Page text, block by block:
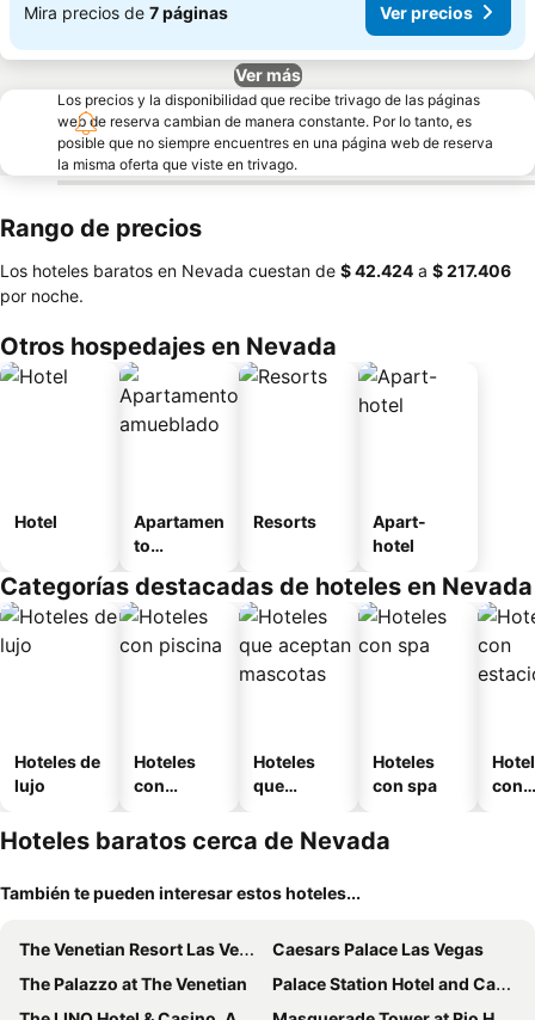
Mira precios de 7 páginas Ver precios
Ver más
Los precios y la disponibilidad que recibe trivago de las páginas
web de reserva cambian de manera constante. Por lo tanto, es
posible que no siempre encuentres en una página web de reserva
la misma oferta que viste en trivago.
Rango de precios
Los hoteles baratos en Nevada cuestan de ‎$ 42.424 a ‎$ 217.406
por noche.
Otros hospedajes en Nevada
Hotel
Apartamen
to
o
Resorts
Apart-
hotel
Categorías destacadas de hoteles en Nevada
Hoteles de
lujo
Hoteles
con
Hoteles
que
mascotas
Hoteles
con spa
con
Hoteles baratos cerca de Nevada
También te pueden interesar estos hoteles...
The Venetian Resort Las Vegas
Caesars Palace Las Vegas
The Palazzo at The Venetian
Palace Station Hotel and Casino